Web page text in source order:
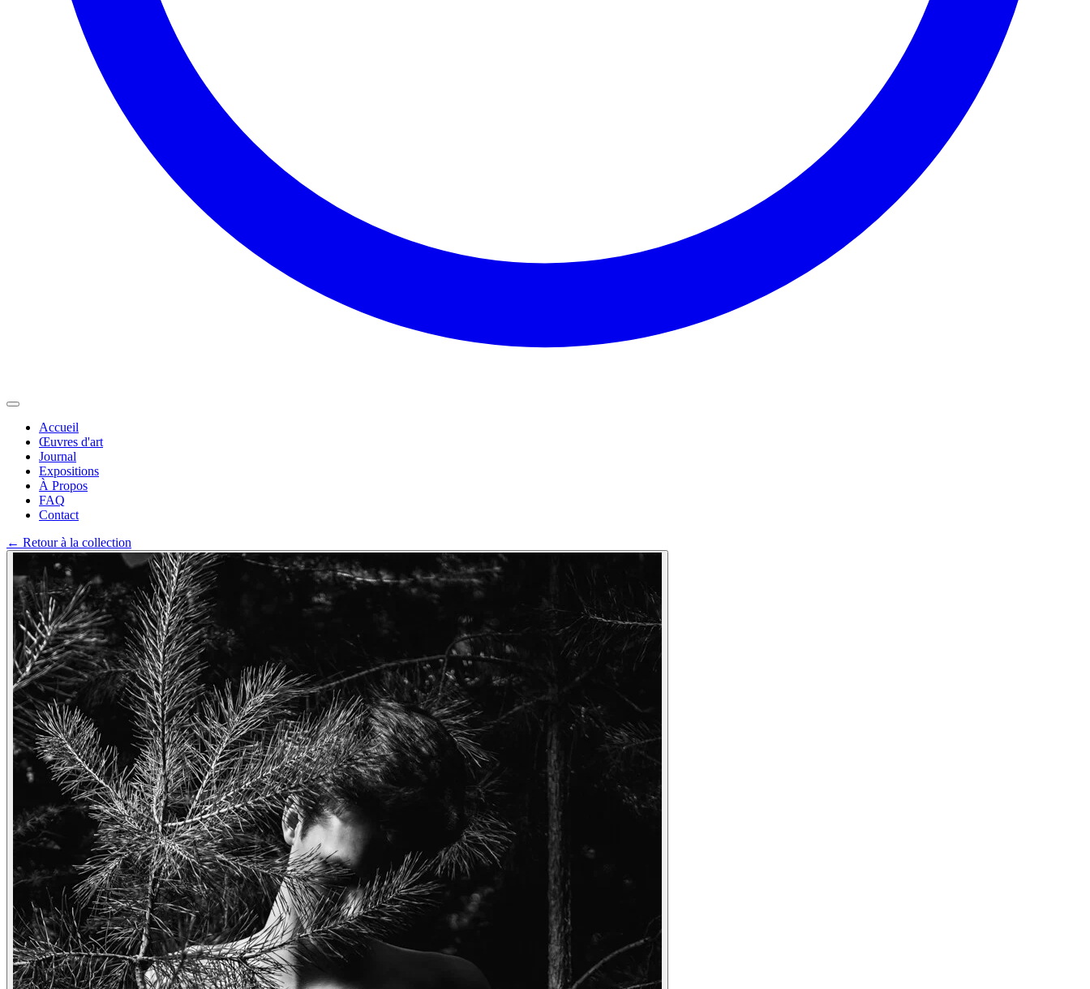
Accueil
Œuvres d'art
Journal
Expositions
À Propos
FAQ
Contact
← Retour à la collection